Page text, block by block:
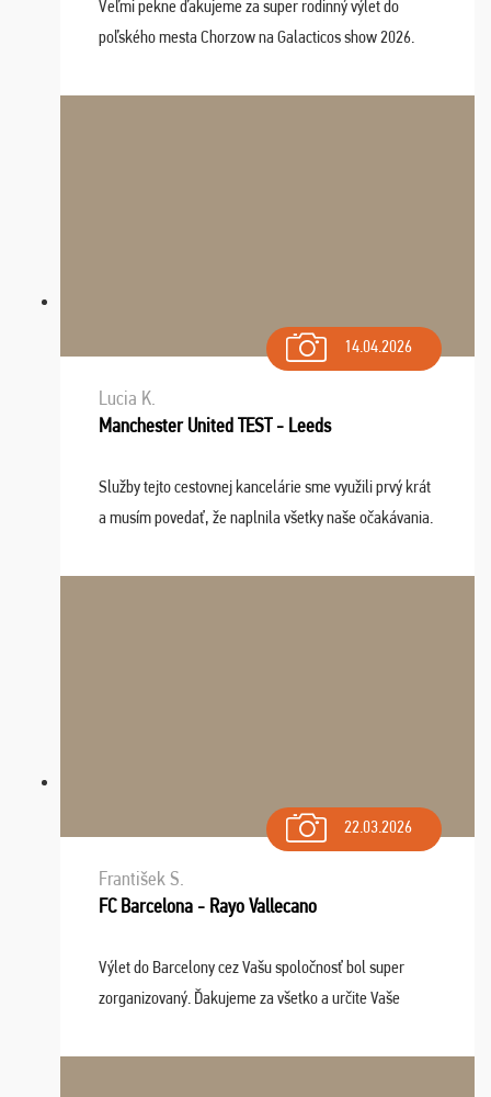
Veľmi pekne ďakujeme za super rodinný výlet do
poľského mesta Chorzow na Galacticos show 2026.
Navštívili sme aj zábavný park Legendia, previe ...
14.04.2026
Lucia K.
Manchester United TEST - Leeds
Služby tejto cestovnej kancelárie sme využili prvý krát
a musím povedať, že naplnila všetky naše očakávania.
dispozícii nonstop (milí, profesionálni ...
22.03.2026
František S.
FC Barcelona - Rayo Vallecano
Výlet do Barcelony cez Vašu spoločnosť bol super
zorganizovaný. Ďakujeme za všetko a určite Vaše